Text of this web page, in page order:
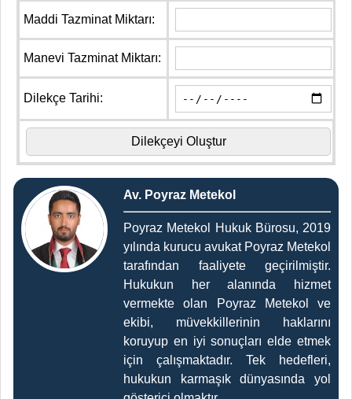
Maddi Tazminat Miktarı:
Manevi Tazminat Miktarı:
Dilekçe Tarihi:
Av. Poyraz Metekol
Poyraz Metekol Hukuk Bürosu, 2019
yılında kurucu avukat Poyraz Metekol
tarafından faaliyete geçirilmiştir.
Hukukun her alanında hizmet
vermekte olan Poyraz Metekol ve
ekibi, müvekkillerinin haklarını
koruyup en iyi sonuçları elde etmek
için çalışmaktadır. Tek hedefleri,
hukukun karmaşık dünyasında yol